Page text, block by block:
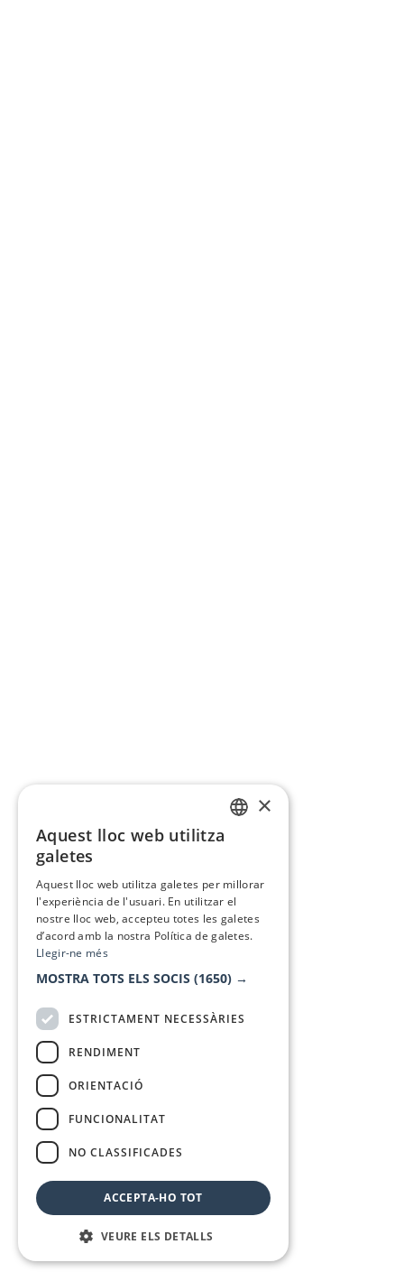
×
Aquest lloc web utilitza
galetes
Aquest lloc web utilitza galetes per millorar
l'experiència de l'usuari. En utilitzar el
nostre lloc web, accepteu totes les galetes
d’acord amb la nostra Política de galetes.
Llegir-ne més
MOSTRA TOTS ELS SOCIS (1650) →
ESTRICTAMENT NECESSÀRIES
RENDIMENT
ORIENTACIÓ
FUNCIONALITAT
NO CLASSIFICADES
ACCEPTA-HO TOT
VEURE ELS DETALLS